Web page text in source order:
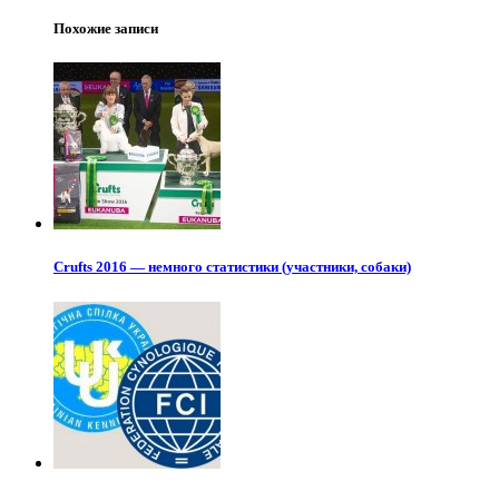
Похожие записи
Crufts 2016 — немного статистики (участники, собаки)